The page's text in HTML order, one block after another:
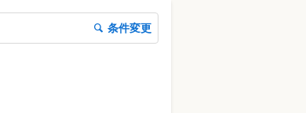
条件変更